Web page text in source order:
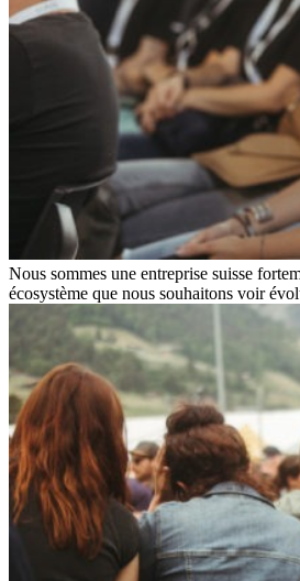
Nous sommes une entreprise suisse
écosystème que nous souhaitons voir